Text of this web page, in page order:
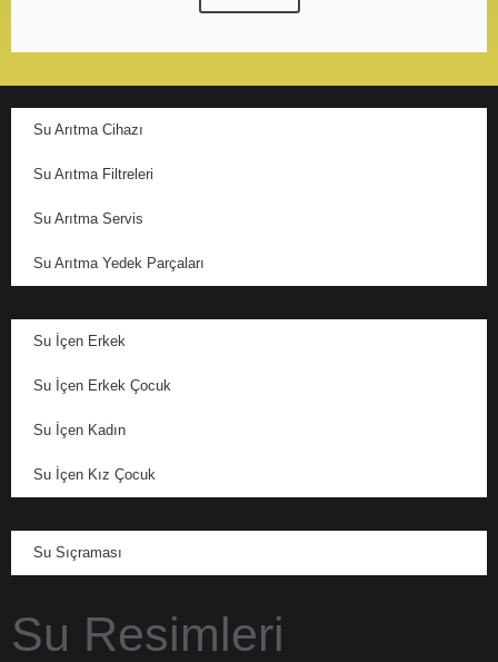
Su Arıtma Cihazı
Su Arıtma Filtreleri
Su Arıtma Servis
Su Arıtma Yedek Parçaları
Su İçen Erkek
Su İçen Erkek Çocuk
Su İçen Kadın
Su İçen Kız Çocuk
Su Sıçraması
Su Resimleri